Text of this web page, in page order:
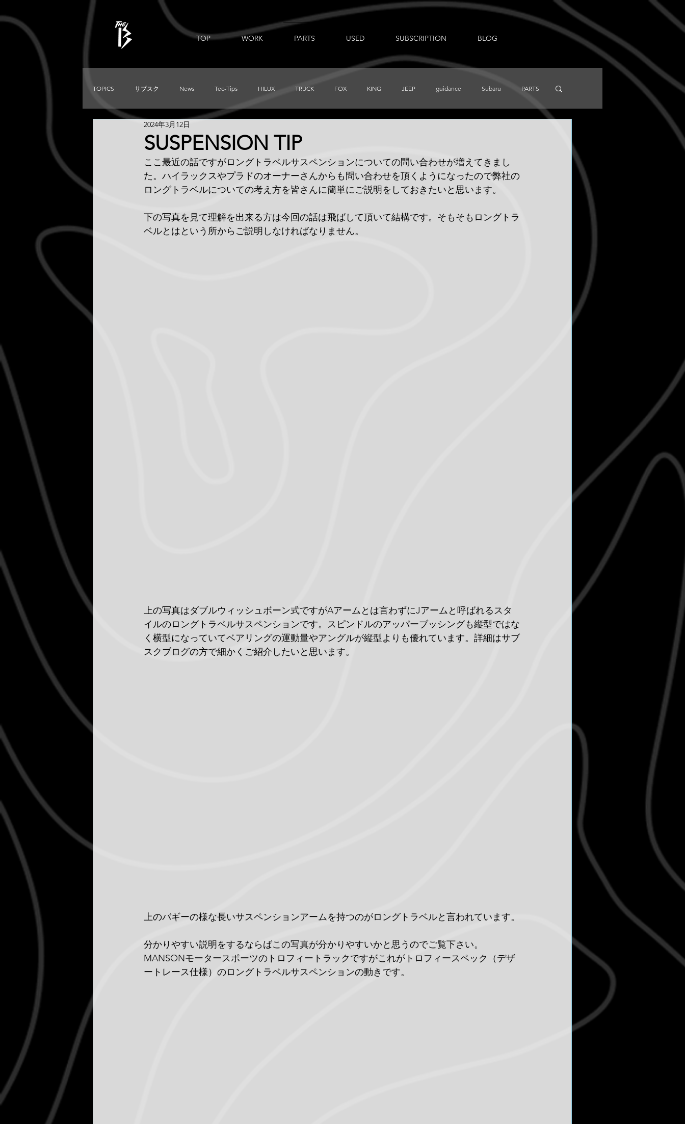
TOP WORK PARTS USED SUBSCRIPTION BLOG
TOPICS サブスク News Tec-Tips HILUX TRUCK FOX KING JEEP guidance Subaru PARTS
Used DIRTKING
TACOMA TUNDRA
SUSPENSION TIP
2024年3月12日
ここ最近の話ですがロングトラベルサスペンションについての問い合わせが増えてきまし
た。ハイラックスやプラドのオーナーさんからも問い合わせを頂くようになったので弊社の
ロングトラベルについての考え方を皆さんに簡単にご説明をしておきたいと思います。
下の写真を見て理解を出来る方は今回の話は飛ばして頂いて結構です。そもそもロングトラ
ベルとはという所からご説明しなければなりません。
上の写真はダブルウィッシュボーン式ですがAアームとは言わずにJアームと呼ばれるスタ
イルのロングトラベルサスペンションです。スピンドルのアッパーブッシングも縦型ではな
く横型になっていてベアリングの運動量やアングルが縦型よりも優れています。詳細はサブ
スクブログの方で細かくご紹介したいと思います。
上のバギーの様な長いサスペンションアームを持つのがロングトラベルと言われています。
分かりやすい説明をするならばこの写真が分かりやすいかと思うのでご覧下さい。
MANSONモータースポーツのトロフィートラックですがこれがトロフィースペック（デザ
ートレース仕様）のロングトラベルサスペンションの動きです。